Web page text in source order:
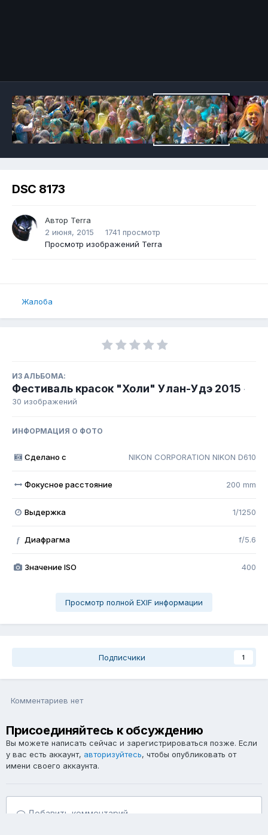
DSC 8173
Автор Terra
2 июня, 2015
1741 просмотр
Просмотр изображений Terra
Жалоба
ИЗ АЛЬБОМА:
Фестиваль красок "Холи" Улан-Удэ 2015 ·
30 изображений
ИНФОРМАЦИЯ О ФОТО
Сделано с NIKON CORPORATION NIKON D610
Фокусное расстояние 200 mm
Выдержка 1/1250
f Диафрагма f/5.6
Значение ISO 400
Просмотр полной EXIF информации
Подписчики 1
Комментариев нет
Присоединяйтесь к обсуждению
Вы можете написать сейчас и зарегистрироваться позже. Если
у вас есть аккаунт, авторизуйтесь, чтобы опубликовать от
имени своего аккаунта.
Добавить комментарий...